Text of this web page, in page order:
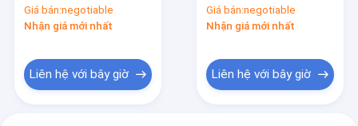
40% 45% 50% CAS
6217-54-5
Giá bán:negotiable
Nhận giá mới nhất
Liên hệ với bây giờ
50% Microalgae DHA
Oil Cải thiện trí nhớ
Giá bán:negotiable
Nhận giá mới nhất
Liên hệ với bây giờ